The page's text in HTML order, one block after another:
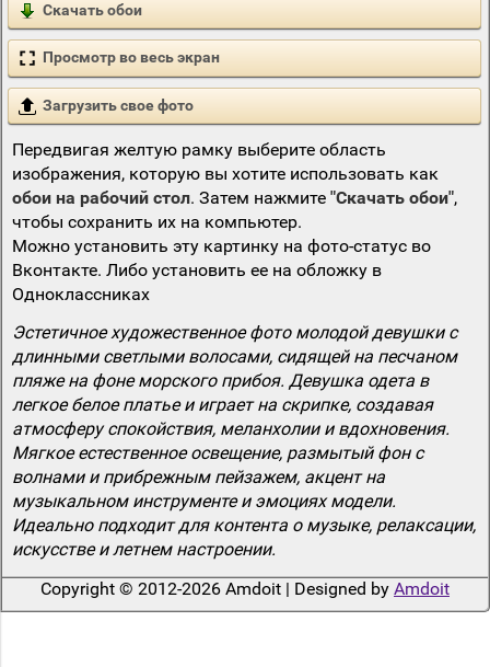
Скачать обои
Просмотр во весь экран
Загрузить свое фото
Передвигая желтую рамку выберите область
изображения, которую вы хотите использовать как
обои на рабочий стол. Затем нажмите "Скачать обои",
чтобы сохранить их на компьютер.
Можно установить эту картинку на фото-статус во
Вконтакте. Либо установить ее на обложку в
Одноклассниках
Эстетичное художественное фото молодой девушки с
длинными светлыми волосами, сидящей на песчаном
пляже на фоне морского прибоя. Девушка одета в
легкое белое платье и играет на скрипке, создавая
атмосферу спокойствия, меланхолии и вдохновения.
Мягкое естественное освещение, размытый фон с
волнами и прибрежным пейзажем, акцент на
музыкальном инструменте и эмоциях модели.
Идеально подходит для контента о музыке, релаксации,
искусстве и летнем настроении.
Copyright © 2012-2026 Amdoit | Designed by Amdoit